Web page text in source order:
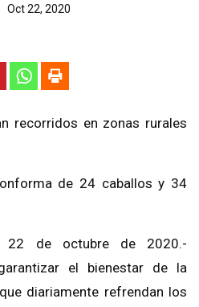
Oct 22, 2020
recorridos en zonas rurales
de 24 caballos y 34
22 de octubre de 2020.-
el bienestar de la
diariamente refrendan los